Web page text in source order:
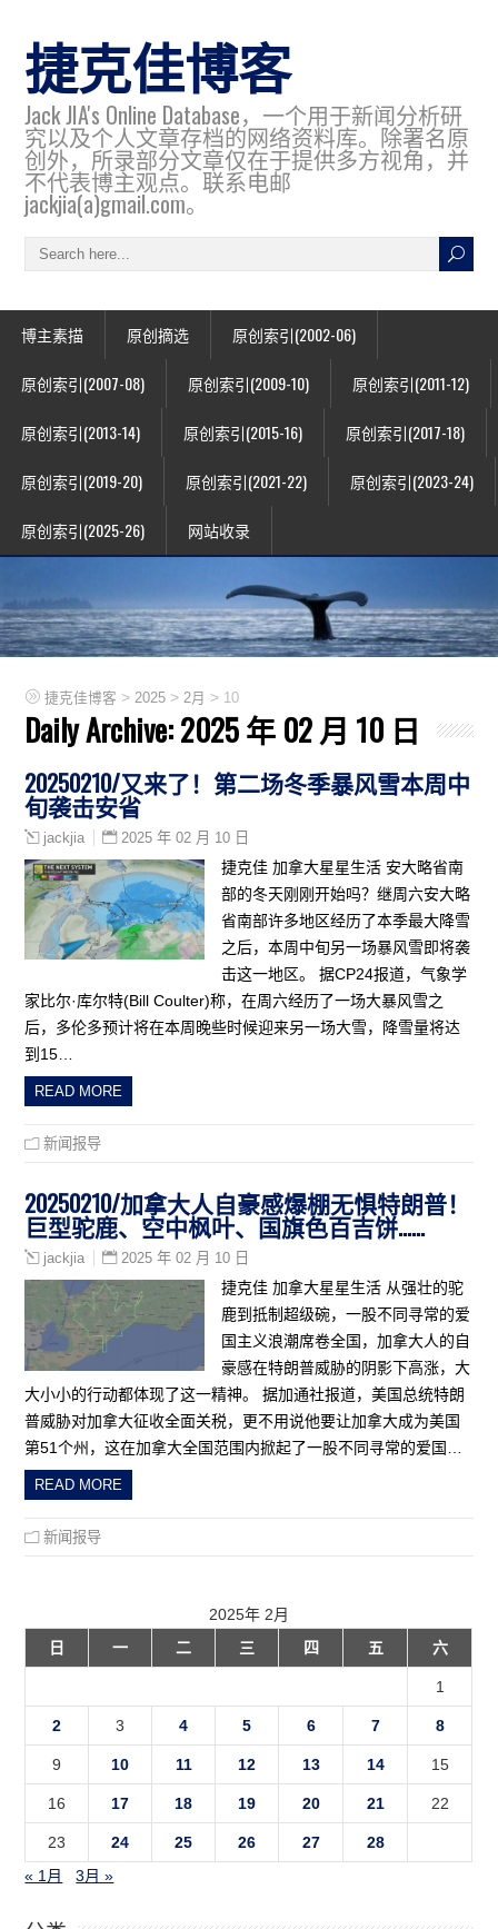
捷克佳博客
Jack JIA's Online Database，一个用于新闻分析研
究以及个人文章存档的网络资料库。除署名原
创外，所录部分文章仅在于提供多方视角，并
不代表博主观点。联系电邮
jackjia(a)gmail.com。
博主素描 原创摘选 原创索引(2002-06)
原创索引(2007-08) 原创索引(2009-10) 原创索引(2011-12)
原创索引(2013-14) 原创索引(2015-16) 原创索引(2017-18)
原创索引(2019-20) 原创索引(2021-22) 原创索引(2023-24)
原创索引(2025-26) 网站收录
捷克佳博客 > 2025 > 2月 > 10
Daily Archive:2025 年 02 月 10 日
20250210/又来了！第二场冬季暴风雪本周中
旬袭击安省
jackjia 2025 年 02 月 10 日
捷克佳 加拿大星星生活 安大略省南
部的冬天刚刚开始吗？继周六安大略
省南部许多地区经历了本季最大降雪
之后，本周中旬另一场暴风雪即将袭
击这一地区。 据CP24报道，气象学
家比尔·库尔特(Bill Coulter)称，在周六经历了一场大暴风雪之
后，多伦多预计将在本周晚些时候迎来另一场大雪，降雪量将达
到15…
READ MORE
新闻报导
20250210/加拿大人自豪感爆棚无惧特朗普！
巨型驼鹿、空中枫叶、国旗色百吉饼……
jackjia 2025 年 02 月 10 日
捷克佳 加拿大星星生活 从强壮的驼
鹿到抵制超级碗，一股不同寻常的爱
国主义浪潮席卷全国，加拿大人的自
豪感在特朗普威胁的阴影下高涨，大
大小小的行动都体现了这一精神。 据加通社报道，美国总统特朗
普威胁对加拿大征收全面关税，更不用说他要让加拿大成为美国
第51个州，这在加拿大全国范围内掀起了一股不同寻常的爱国…
READ MORE
新闻报导
2025年 2月
日
一 二 三 四 五 六
1
2 3 4 5 6 7 8
9 10 11 12 13 14 15
16 17 18 19 20 21 22
23 24 25 26 27
28
« 1月
3月 »